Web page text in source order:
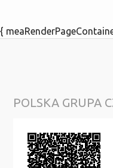
{
POLSKA GRUPA